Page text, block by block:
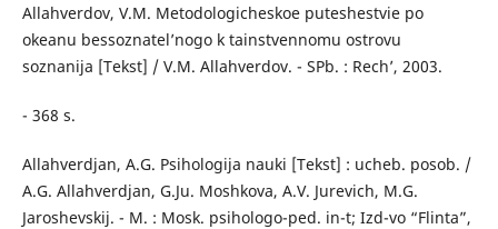
Allahverdov, V.M. Metodologicheskoe puteshestvie po
okeanu bessoznatel’nogo k tainstvennomu ostrovu
soznanija [Tekst] / V.M. Allahverdov. - SPb. : Rech’, 2003.
- 368 s.
Allahverdjan, A.G. Psihologija nauki [Tekst] : ucheb. posob. /
A.G. Allahverdjan, G.Ju. Moshkova, A.V. Jurevich, M.G.
Jaroshevskij. - M. : Mosk. psihologo-ped. in-t; Izd-vo “Flinta”,